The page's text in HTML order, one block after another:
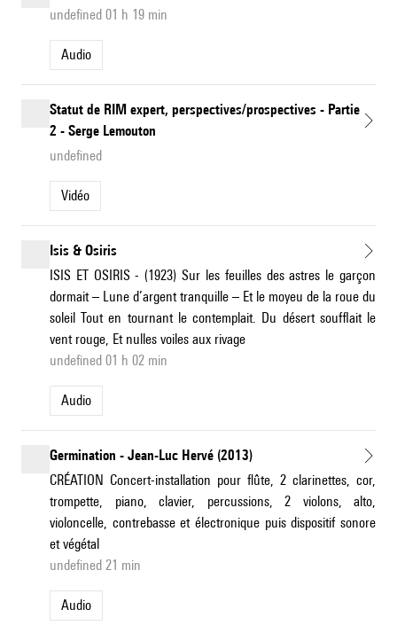
undefined 01 h 19 min
Audio
Statut de RIM expert, perspectives/prospectives - Partie
2 - Serge Lemouton
undefined
Vidéo
Isis & Osiris
ISIS ET OSIRIS - (1923) Sur les feuilles des astres le garçon
dormait – Lune d’argent tranquille – Et le moyeu de la roue du
soleil Tout en tournant le contemplait. Du désert soufflait le
vent rouge, Et nulles voiles aux rivage
undefined 01 h 02 min
Audio
Germination - Jean-Luc Hervé (2013)
CRÉATION Concert-installation pour flûte, 2 clarinettes, cor,
trompette, piano, clavier, percussions, 2 violons, alto,
violoncelle, contrebasse et électronique puis dispositif sonore
et végétal
undefined 21 min
Audio